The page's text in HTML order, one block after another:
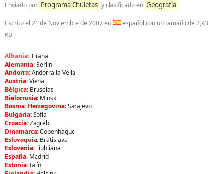
Enviado por Programa Chuletas y clasificado en Geografía
Escrito el 21 de Noviembre de 2007en
español con un tamaño de 2,93
KB
Albania:Tirana
Alemania: Berlín
Andorra:Andorra la Vella
Austria: Viena
Bélgica: Bruselas
Bielorrusia: Minsk
Bosnia: Herzegovina: Sarajevo
Bulgaria:Sofía
Croacia:Zagreb
Dinamarca:Copenhague
Eslovaquia: Bratislava
Eslovenia: Liubliana
España: Madrid
Estonia:talín